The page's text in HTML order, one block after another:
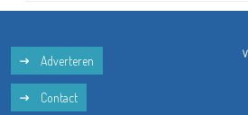
Adverteren
Contact